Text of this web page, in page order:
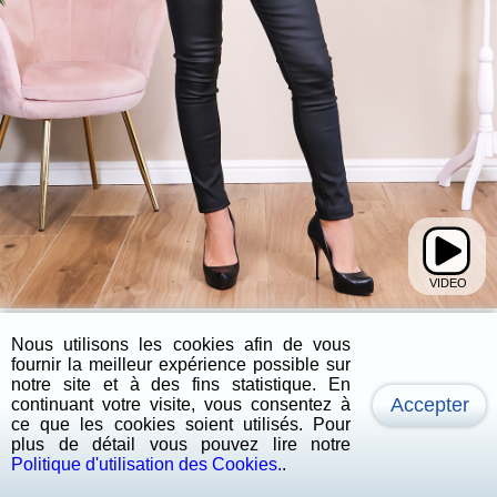
Nous utilisons les cookies afin de vous
fournir la meilleur expérience possible sur
notre site et à des fins statistique. En
continuant votre visite, vous consentez à
ce que les cookies soient utilisés. Pour
plus de détail vous pouvez lire notre
Politique d'utilisation des Cookies..
Accepter